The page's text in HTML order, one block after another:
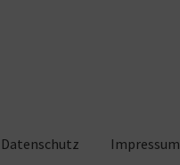
Datenschutz Impressum